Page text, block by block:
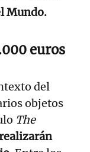
Mundo.
euros
del
objetos
The